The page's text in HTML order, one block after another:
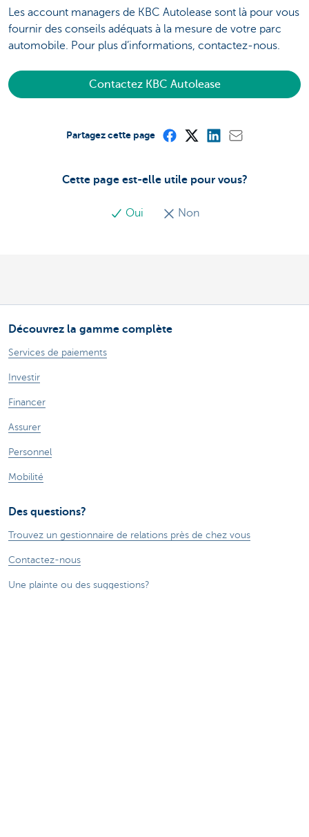
Les account managers de KBC Autolease sont là pour vous
fournir des conseils adéquats à la mesure de votre parc
automobile. Pour plus d’informations, contactez-nous.
Contactez KBC Autolease
Cette page est-elle utile pour vous?
Oui Non
Partagez cette page
Découvrez la gamme complète
Services de paiements
Investir
Financer
Assurer
Personnel
Mobilité
Des questions?
Trouvez un gestionnaire de relations près de chez vous
Contactez-nous
Une plainte ou des suggestions?